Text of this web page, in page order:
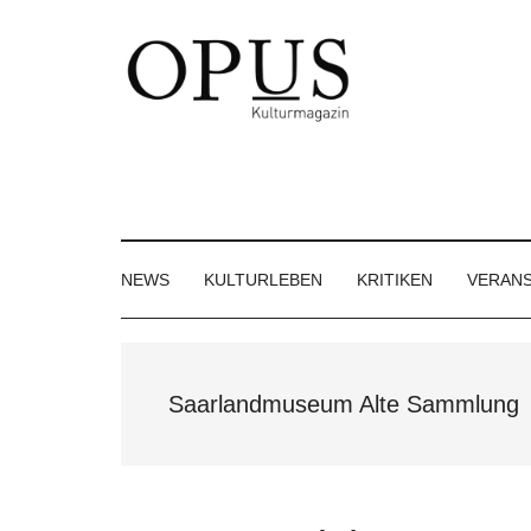
Großregion
NEWS KULTURLEBEN KRITIKEN
Saarlandmuseum Alte Sammlung